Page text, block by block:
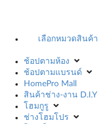
เลือกหมวดสินค้า
ช้อปตามห้อง
ช้อปตามแบรนด์
HomePro Mall
สินค้าช่าง-งาน D.I.Y
โฮมกูรู
ช่างโฮมโปร